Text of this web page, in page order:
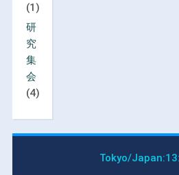
(1)
研
究
集
会
(4)
Tokyo/Japan: